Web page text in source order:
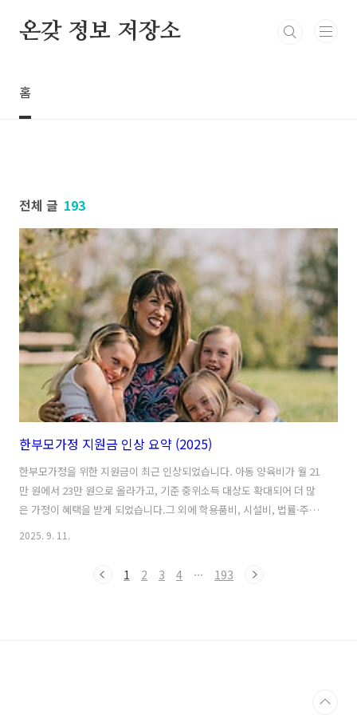
온갖 정보 저장소
홈
전체 글 193
한부모가정 지원금 인상 요약 (2025)
한부모가정을 위한 지원금이 최근 인상되었습니다. 아동 양육비가 월 21
만 원에서 23만 원으로 올라가고, 기준 중위소득 대상도 확대되어 더 많
은 가정이 혜택을 받게 되었습니다.그 외에 학용품비, 시설비, 법률·주거
지원도 강화되는 등 실질적 부담 완화를 위한 조치가 다수 포함되어 있어
로 인상되었습니다. 이는 기존 21만 원보다 2만 원 오른 금액이며, 해당
2025. 9. 11.
1 2 3 4 ··· 193